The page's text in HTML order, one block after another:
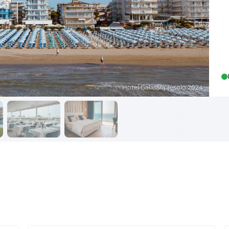
Frankreich
Reisekalender
Ihr perfekt geplantes Jahr
Abfahrtsstellen
Alles auf einen Blick
Reisekalender
Ihr perfekt geplantes Jahr
Ihr Weg zum
Flughafentransfer &
Hotel Galassia Jesolo 2024